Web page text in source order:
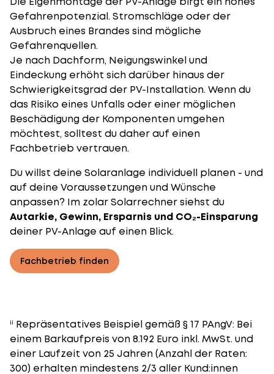
Gefahrenpotenzial. Stromschläge oder der
Ausbruch eines Brandes sind mögliche
Gefahrenquellen.
Je nach Dachform, Neigungswinkel und
Eindeckung erhöht sich darüber hinaus der
Schwierigkeitsgrad der PV-Installation. Wenn du
das Risiko eines Unfalls oder einer möglichen
Beschädigung der Komponenten umgehen
möchtest, solltest du daher auf einen
Fachbetrieb vertrauen.
Du willst deine Solaranlage individuell planen - und
auf deine Voraussetzungen und Wünsche
anpassen? Im zolar Solarrechnersiehst du
Autarkie, Gewinn, Ersparnis und CO₂-Einsparung
deiner PV-Anlage auf einen Blick.
Fachbetrieb finden
ⁱⁱ Repräsentatives Beispiel gemäß § 17 PAngV: Bei
einem Barkaufpreis von 8.192 Euro inkl. MwSt. und
einer Laufzeit von 25 Jahren (Anzahl der Raten:
300) erhalten mindestens 2/3 aller Kund:innen